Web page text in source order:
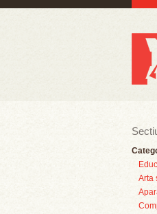
Arta